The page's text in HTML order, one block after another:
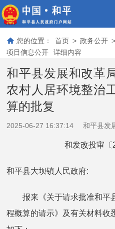
您的位置： 首页 > 政务公开 >
项目信息公开
详细内容
和平县发展和改革
农村人居环境整治
算的批复
2025-06-27 16:37:14 和平县发
和发改投审〔
和平县大坝镇人民政府:
报来《关于请求批准和平
程概算的请示》及有关材料收